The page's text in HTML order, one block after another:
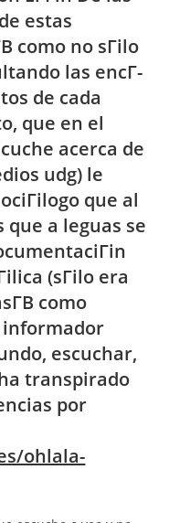
estas
como no sГіlo
las encГ­
de cada
que en el
acerca de
udg) le
que al
a leguas se
(sГіlo era
como
informador
escuchar,
transpirado
por
ohlala-